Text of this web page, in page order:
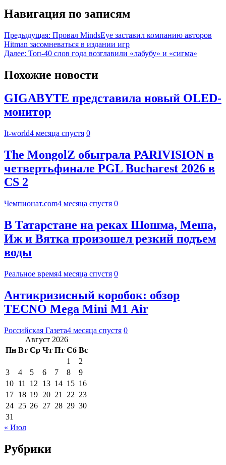
Навигация по записям
Предыдущая: Провал MindsEye заставил компанию авторов
Hitman засомневаться в издании игр
Далее: Топ-40 слов года возглавили «лабубу» и «сигма»
Похожие новости
GIGABYTE представила новый OLED-
монитор
It-world4 месяца спустя 0
The MongolZ обыграла PARIVISION в
четвертьфинале PGL Bucharest 2026 в
CS 2
Чемпионат.com4 месяца спустя 0
В Татарстане на реках Шошма, Меша,
Иж и Вятка произошел резкий подъем
воды
Реальное время4 месяца спустя 0
Антикризисный коробок: обзор
TECNO Mega Mini M1 Air
Российская Газета4 месяца спустя 0
Август 2026
Пн Вт Ср Чт Пт Сб Вс
1
2
3
4 5 6 7 8
9
10 11 12 13 14 15 16
17 18 19 20 21 22 23
24 25 26 27 28 29 30
31
« Июл
Рубрики